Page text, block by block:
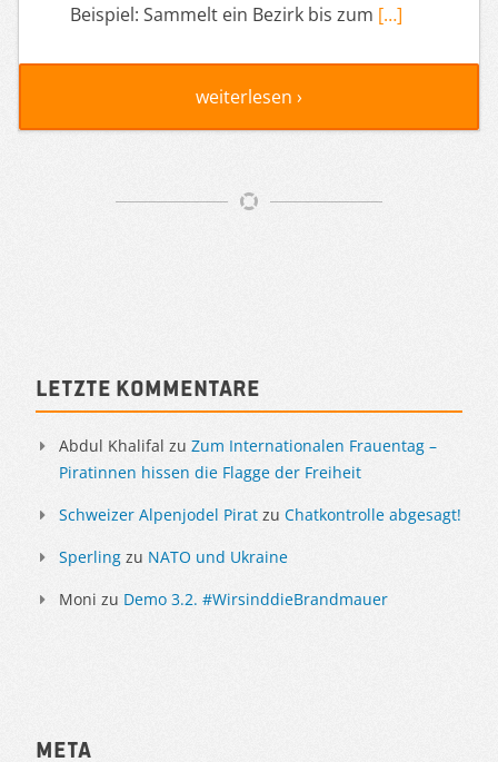
Beispiel: Sammelt ein Bezirk bis zum […]
weiterlesen ›
Sidebar
Letzte Kommentare
Abdul Khalifal zu Zum Internationalen Frauentag –
Piratinnen hissen die Flagge der Freiheit
Schweizer Alpenjodel Pirat zu Chatkontrolle abgesagt!
Sperling zu NATO und Ukraine
Moni zu Demo 3.2. #WirsinddieBrandmauer
Meta